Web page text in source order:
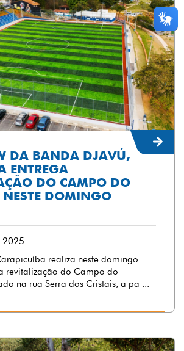
DA BANDA DJAVÚ,
ENTREGA
DO CAMPO DO
DOMINGO
2025
realiza neste domingo
revitalização do Campo do
na rua Serra dos Cristais, a pa ...